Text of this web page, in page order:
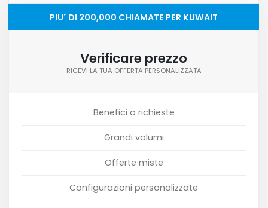
PIU´ DI 200,000 CHIAMATE PER KUWAIT
Verificare prezzo
RICEVI LA TUA OFFERTA PERSONALIZZATA
Benefici o richieste
Grandi volumi
Offerte miste
Configurazioni personalizzate